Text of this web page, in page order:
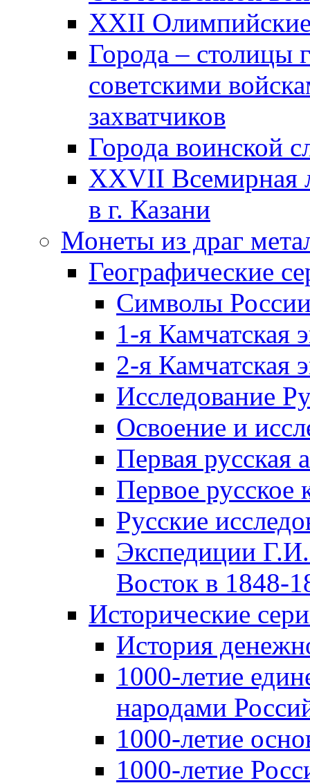
XXII
Города – столицы
советскими
захватчиков
Города воинской
XXVII Всемирная
в г. Казани
Монеты из драг
Географические
Символы
1-я Камчатская
2-я Камчатская
Исследование
Освоение и
Первая русская
Первое русское
Русские
Экспедиции
Восток в 1848-
Исторические
История
1000-летие
народами
1000-летие
1000-летие